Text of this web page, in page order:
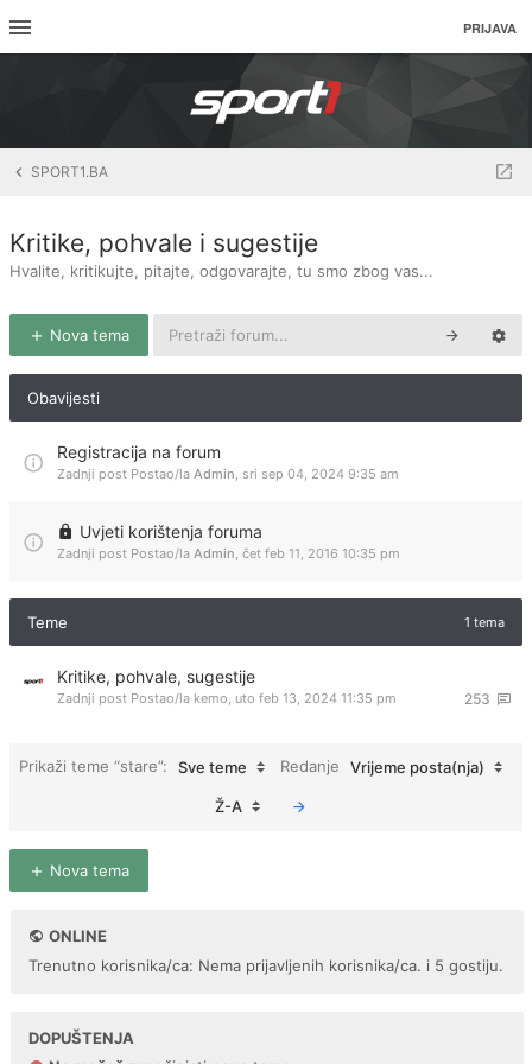
PRIJAVA
SPORT1.BA
Kritike, pohvale i sugestije
Hvalite, kritikujte, pitajte, odgovarajte, tu smo zbog vas...
Nova tema
Obavijesti
Registracija na forum
Zadnji post Postao/la Admin, sri sep 04, 2024 9:35 am
Uvjeti korištenja foruma
Zadnji post Postao/la Admin, čet feb 11, 2016 10:35 pm
Teme 1 tema
Kritike, pohvale, sugestije
253
Zadnji post Postao/la kemo, uto feb 13, 2024 11:35 pm
Prikaži teme “stare”: Sve teme Redanje Vrijeme posta(nja)
Ž-A
Nova tema
ONLINE
Trenutno korisnika/ca: Nema prijavljenih korisnika/ca. i 5 gostiju.
DOPUŠTENJA